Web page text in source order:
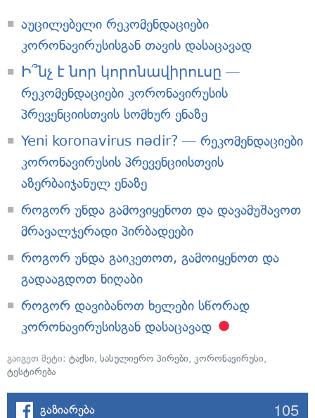
აუცილებელი რეკომენდაციები
კორონავირუსისგან თავის დასაცავად
Ի՞նչ է նոր կորոնավիրուսը —
რეკომენდაციები კორონავირუსის
პრევენციისთვის სომხურ ენაზე
Yeni koronavirus nədir? — რეკომენდაციები
კორონავირუსის პრევენციისთვის
აზერბაიჯანულ ენაზე
როგორ უნდა გამოვიყენოთ და დავამუშავოთ
მრავალჯერადი პირბადეები
როგორ უნდა გაიკეთოთ, გამოიყენოთ და
გადააგდოთ ნიღაბი
როგორ დავიბანოთ ხელები სწორად
კორონავირუსისგან დასაცავად
გაიგეთ მეტი: ტაქსი, სასულიერო პირები, კორონავირუსი,
ტესტირება
გაზიარება 105